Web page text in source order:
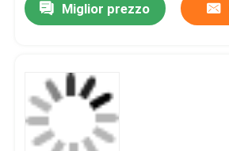
Miglior prezzo